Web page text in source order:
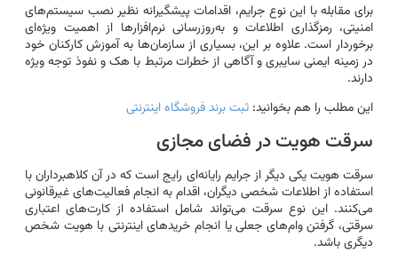
برای مقابله با این نوع جرایم، اقدامات پیشگیرانه نظیر نصب سیستم‌های
امنیتی، رمزگذاری اطلاعات و به‌روزرسانی نرم‌افزارها از اهمیت ویژه‌ای
برخوردار است. علاوه بر این، بسیاری از سازمان‌ها به آموزش کارکنان خود
در زمینه ایمنی سایبری و آگاهی از خطرات مرتبط با هک و نفوذ توجه ویژه
دارند.
این مطلب را هم بخوانید: ثبت برند فروشگاه اینترنتی
سرقت هویت در فضای مجازی
سرقت هویت یکی دیگر از جرایم رایانه‌ای رایج است که در آن کلاهبرداران با
استفاده از اطلاعات شخصی دیگران، اقدام به انجام فعالیت‌های غیرقانونی
می‌کنند. این نوع سرقت می‌تواند شامل استفاده از کارت‌های اعتباری
سرقتی، گرفتن وام‌های جعلی یا انجام خریدهای اینترنتی با هویت شخص
دیگری باشد.